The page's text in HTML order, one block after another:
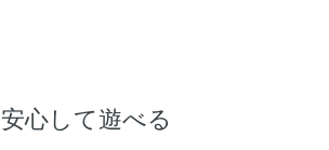
安心して遊べる